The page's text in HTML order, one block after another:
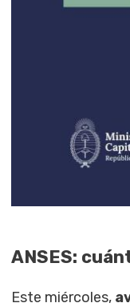
ANSES:
Este miércoles,